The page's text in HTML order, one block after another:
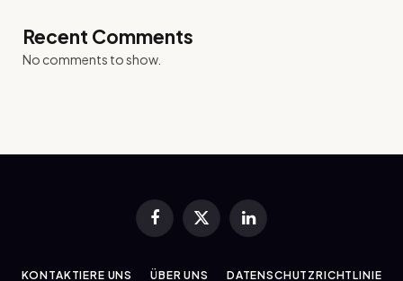
Recent Comments
No comments to show.
Facebook
X
(Twitter)
LinkedIn
KONTAKTIERE UNS ÜBER UNS DATENSCHUTZRICHTLINIE